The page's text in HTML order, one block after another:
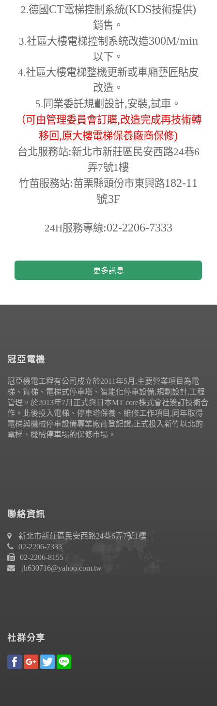
2.德國 CT電梯控制系統(KDS技術提供)
銷售。
3.社區大樓電梯控制系統改造300M/min
以下。
4.社區大樓電梯整機更新或車廂藝匠貼皮
改造。
5. 同業委託規劃設計,安裝,試車。
（可由管理委員會訂購,改造完成再技術轉
移回,原大樓電梯保養廠商保修)
台北服務站:新北市新莊區民安西路24巷6
弄7號1樓
竹苗服務站:苗栗縣頭份市東興路182-11
號3F
24H服務專線:02-2206-7333
更多訊息
冠亞電機
冠亞機電工程有公司成立於2011年5月,主要營業項目為電
梯、貨梯、電梯式停車塔、智能化停車設備,規劃設計,工程
管理。於2013年7月正式與日本MT core株式會社簽訂技術合
作。此後投入電梯、停車塔保養、維修工作項目,同年取得
電梯與機械停車設備專業廠商登記證,正式投入新竹以北的
電梯、機械停車場的保修市場。
聯絡資訊
新北市新莊區民安西路24巷6弄7號1樓
02-2206-7333
02-2206-8155
jh630716@yahoo.com.tw
社群分享